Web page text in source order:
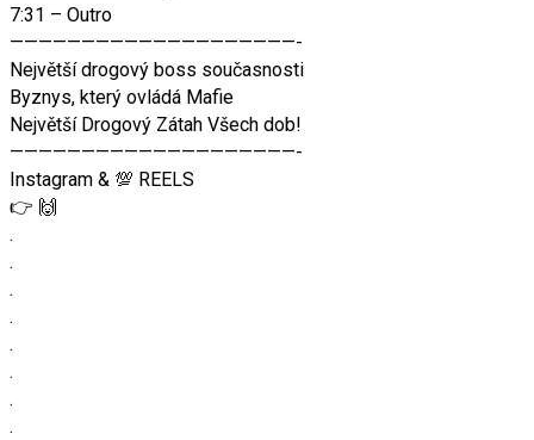
7:31 – Outro
————————————————————-
Největší drogový boss současnosti
Byznys, který ovládá Mafie
Největší Drogový Zátah Všech dob!
————————————————————-
Instagram & 💯 REELS
👉 🙌
.
.
.
.
.
.
.
.